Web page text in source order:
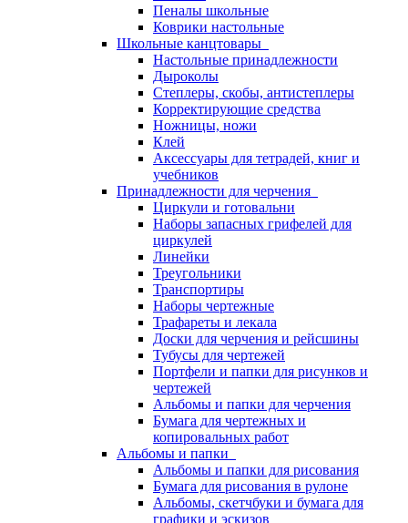
Пеналы школьные
Коврики настольные
Школьные канцтовары
Настольные принадлежности
Дыроколы
Степлеры, скобы, антистеплеры
Корректирующие средства
Ножницы, ножи
Клей
Аксессуары для тетрадей, книг и
учебников
Принадлежности для черчения
Циркули и готовальни
Наборы запасных грифелей для
циркулей
Линейки
Треугольники
Транспортиры
Наборы чертежные
Трафареты и лекала
Доски для черчения и рейсшины
Тубусы для чертежей
Портфели и папки для рисунков и
чертежей
Альбомы и папки для черчения
Бумага для чертежных и
копировальных работ
Альбомы и папки
Альбомы и папки для рисования
Бумага для рисования в рулоне
Альбомы, скетчбуки и бумага для
графики и эскизов